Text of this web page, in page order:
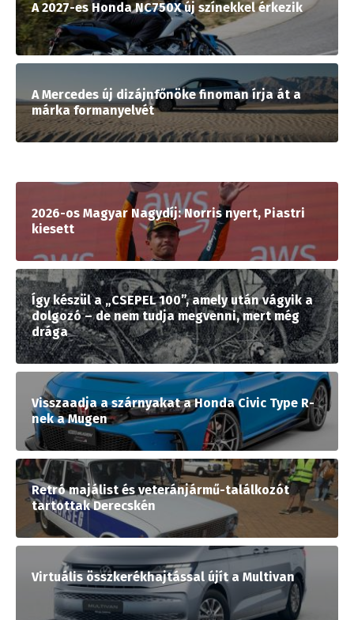
A 2027-es Honda NC750X új színekkel érkezik
A Mercedes új dizájnfőnöke finoman írja át a
márka formanyelvét
2026-os Magyar Nagydíj: Norris nyert, Piastri
kiesett
Így készül a „CSEPEL 100”, amely után vágyik a
dolgozó – de nem tudja megvenni, mert még
drága
Visszaadja a szárnyakat a Honda Civic Type R-
nek a Mugen
Retró majálist és veteránjármű-találkozót
tartottak Derecskén
Virtuális összkerékhajtással újít a Multivan